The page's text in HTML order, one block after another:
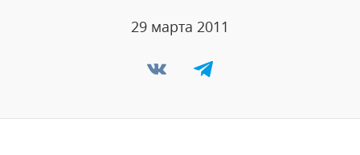
29 марта 2011